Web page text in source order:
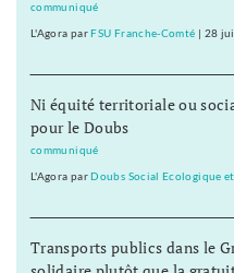
communiqué
L'Agora par FSU Franche-Comté 28
Ni équité territoriale ou
pour le Doubs
communiqué
L'Agora par Doubs Social Ecologique
Transports publics dans le